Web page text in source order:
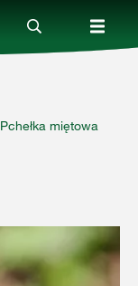
Pchełka miętowa